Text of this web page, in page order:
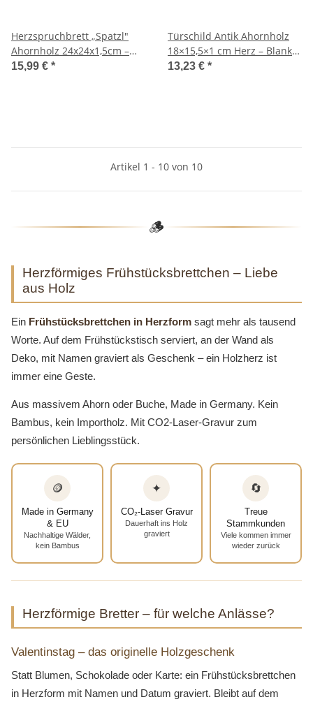
Herzspruchbrett „Spatzl"
Ahornholz 24x24x1,5cm –
handgefertigt
15,99 € *
Türschild Antik Ahornholz
18×15,5×1 cm Herz – Blanko
Rohling
13,23 € *
Artikel 1 - 10 von 10
🪵
Herzförmiges Frühstücksbrettchen – Liebe
aus Holz
Ein Frühstücksbrettchen in Herzform sagt mehr als tausend
Worte. Auf dem Frühstückstisch serviert, an der Wand als
Deko, mit Namen graviert als Geschenk – ein Holzherz ist
immer eine Geste.
Aus massivem Ahorn oder Buche, Made in Germany. Kein
Bambus, kein Importholz. Mit CO2-Laser-Gravur zum
persönlichen Lieblingsstück.
🪙
Made in Germany
& EU
Nachhaltige Wälder,
kein Bambus
✦
CO₂-Laser Gravur
Dauerhaft ins Holz
graviert
🔄
Treue
Stammkunden
Viele kommen immer
wieder zurück
Herzförmige Bretter – für welche Anlässe?
Valentinstag – das originelle Holzgeschenk
Statt Blumen, Schokolade oder Karte: ein Frühstücksbrettchen
in Herzform mit Namen und Datum graviert. Bleibt auf dem